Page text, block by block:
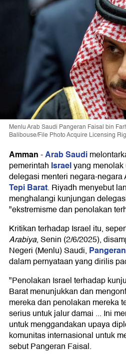
Menlu Arab Saudi Pangeran Faisal bin
Balibouse/File Photo Acquire Licensing
Amman-Arab Saudi
pemerintah Israelyang
delegasi menteri negara-
Tepi Barat. Riyadh menyebut
menghalangi kunjungan
"ekstremisme dan penolakan
Kritikan terhadap Israel itu,
Arabiya, Senin (2/6/2025),
Negeri (Menlu) Saudi,
dalam pernyataan yang dirilis
"Penolakan Israel terhadap
Barat menunjukkan dan
mereka dan penolakan mereka
serius untuk jalur damai ... Ini
untuk menggandakan upaya
komunitas internasional untuk
sebut Pangeran Faisal.